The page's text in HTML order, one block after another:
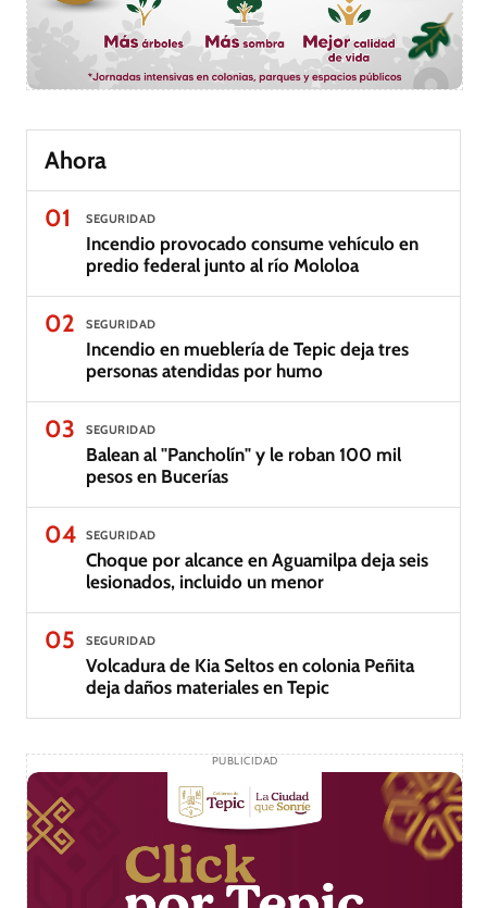
Ahora
01
SEGURIDAD
Incendio provocado consume vehículo en
predio federal junto al río Mololoa
02 SEGURIDAD
Incendio en mueblería de Tepic deja tres
personas atendidas por humo
03 SEGURIDAD
Balean al "Pancholín" y le roban 100 mil
pesos en Bucerías
04 SEGURIDAD
Choque por alcance en Aguamilpa deja seis
lesionados, incluido un menor
05 SEGURIDAD
Volcadura de Kia Seltos en colonia Peñita
deja daños materiales en Tepic
PUBLICIDAD